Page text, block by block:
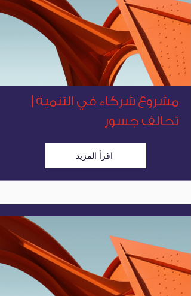
مشروع شركاء في التنمية |
تحالف جسور
اقرأ المزيد